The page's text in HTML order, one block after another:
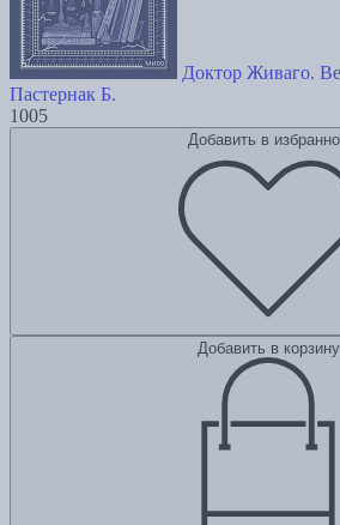
Доктор Живаго.
Пастернак Б.
1005
Добавить в
Добавить в корзину